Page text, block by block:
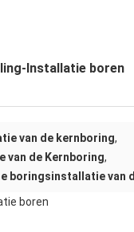
Installatie boren
van de kernboring,
van de Kernboring,
boringsinstallatie van
boren